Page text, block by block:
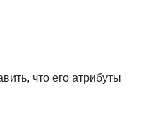
что его атрибуты